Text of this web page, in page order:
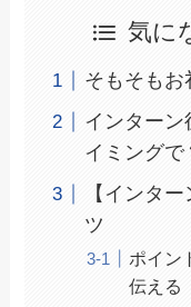
気に
そもそもお
インターン
イミングで
【インタ
ツ
ポイン
伝える